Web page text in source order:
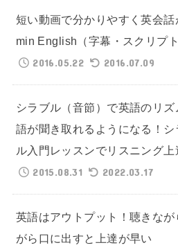
短い動画で分かりやすく英会
min English（字幕・スクリプト
2016.05.22
2016.07.09
シラブル（音節）で英語のリ
語が聞き取れるようになる！
ル入門レッスンでリスニング上
2015.08.31
2022.03.17
英語はアウトプット！聴きな
がら口に出すと上達が早い